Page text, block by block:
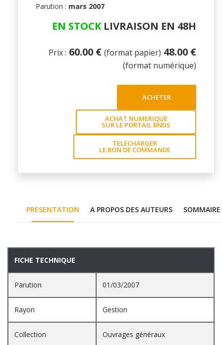
Parution : mars 2007
EN STOCKLIVRAISON EN 48H
Prix : 60.00 € (format papier) 48.00 €
(format numérique)
ACHETER
ACHAT NUMERIQUE
SUR LE PORTAIL BNDS
TELECHARGER
LE BON DE COMMANDE
PRESENTATION A PROPOS DES AUTEURS SOMMAIRE
PRESENTATION
FICHE TECHNIQUE
Parution 01/03/2007
Rayon Gestion
Collection Ouvrages généraux